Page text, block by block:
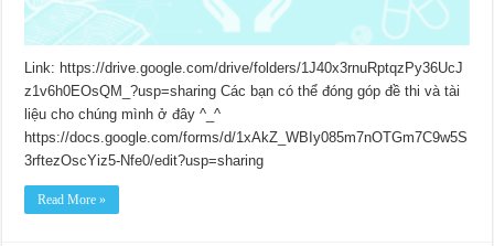
Link: https://drive.google.com/drive/folders/1J40x3rnuRptqzPy36UcJ
z1v6h0EOsQM_?usp=sharing Các bạn có thể đóng góp đề thi và tài
liệu cho chúng mình ở đây ^_^
https://docs.google.com/forms/d/1xAkZ_WBIy085m7nOTGm7C9w5S
3rftezOscYiz5-Nfe0/edit?usp=sharing
Read More »